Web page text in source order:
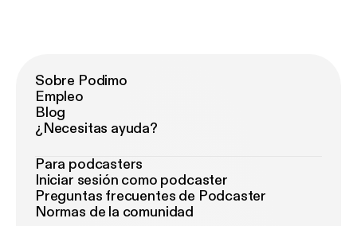
Sobre Podimo
Empleo
Blog
¿Necesitas ayuda?
Para podcasters
Iniciar sesión como podcaster
Preguntas frecuentes de Podcaster
Normas de la comunidad